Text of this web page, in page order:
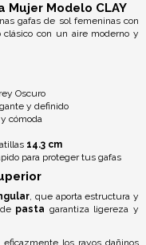
Mujer Modelo CLAY
gafas de sol femeninas con
con un aire moderno y
Oscuro
y definido
cómoda
14.3 cm
para proteger tus gafas
, que aporta estructura y
pasta garantiza ligereza y
eficazmente los rayos dañinos